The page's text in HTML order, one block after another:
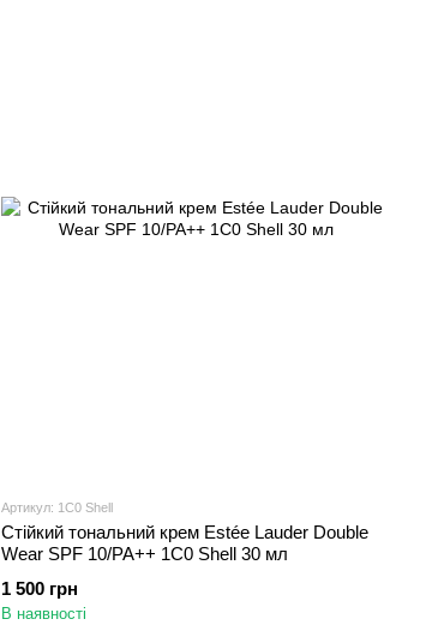
Артикул: 1C0 Shell
Стійкий тональний крем Estée Lauder Double
Wear SPF 10/PA++ 1C0 Shell 30 мл
1 500 грн
В наявності